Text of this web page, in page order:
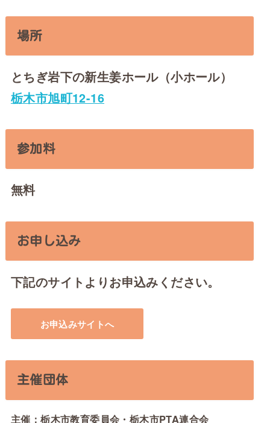
場所
とちぎ岩下の新生姜ホール（小ホール）
栃木市旭町12-16
参加料
無料
お申し込み
下記のサイトよりお申込みください。
お申込みサイトへ
主催団体
主催：栃木市教育委員会・栃木市PTA連合会